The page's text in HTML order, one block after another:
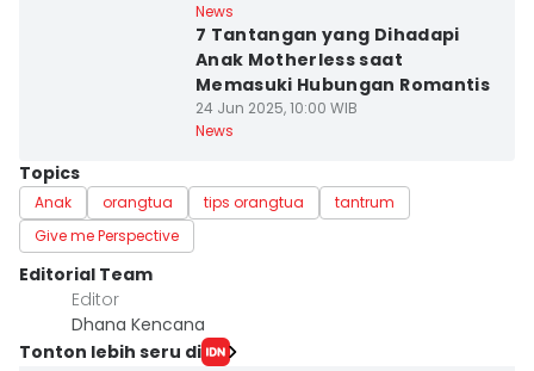
News
7 Tantangan yang Dihadapi
Anak Motherless saat
Memasuki Hubungan Romantis
24 Jun 2025, 10:00 WIB
News
Topics
Anak orangtua tips orangtua
tantrum
Give me Perspective
Editorial Team
Editor
Dhana Kencana
Tonton lebih seru di